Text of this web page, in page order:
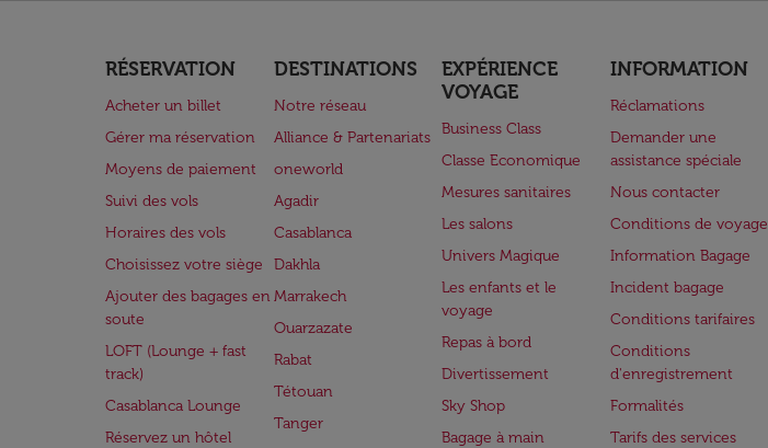
RÉSERVATION
Acheter un billet
Gérer ma réservation
Moyens de paiement
Suivi des vols
Horaires des vols
Choisissez votre siège
Ajouter des bagages en
soute
LOFT (Lounge + fast
track)
Casablanca Lounge
Réservez un hôtel
DESTINATIONS
Notre réseau
Alliance & Partenariats
oneworld
Agadir
Casablanca
Dakhla
Marrakech
Ouarzazate
Rabat
Tétouan
Tanger
EXPÉRIENCE
VOYAGE
Business Class
Classe Economique
Mesures sanitaires
Les salons
Univers Magique
Les enfants et le
voyage
Repas à bord
Divertissement
Sky Shop
Bagage à main
INFORMATION
Réclamations
Demander une
assistance spéciale
Nous contacter
Conditions de voyage
Information Bagage
Incident bagage
Conditions tarifaires
Conditions
d'enregistrement
Formalités
Tarifs des services